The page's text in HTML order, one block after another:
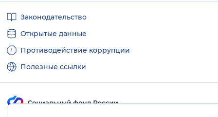
ссылкиЗаконодательство
Открытые данные
Противодействие коррупции
Полезные ссылки